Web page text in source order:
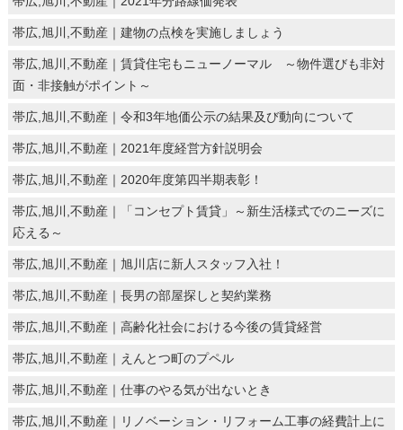
帯広,旭川,不動産｜建物の点検を実施しましょう
帯広,旭川,不動産｜賃貸住宅もニューノーマル ～物件選びも非対
面・非接触がポイント～
帯広,旭川,不動産｜令和3年地価公示の結果及び動向について
帯広,旭川,不動産｜2021年度経営方針説明会
帯広,旭川,不動産｜2020年度第四半期表彰！
帯広,旭川,不動産｜「コンセプト賃貸」～新生活様式でのニーズに
応える～
帯広,旭川,不動産｜旭川店に新人スタッフ入社！
帯広,旭川,不動産｜長男の部屋探しと契約業務
帯広,旭川,不動産｜高齢化社会における今後の賃貸経営
帯広,旭川,不動産｜えんとつ町のプペル
帯広,旭川,不動産｜仕事のやる気が出ないとき
帯広,旭川,不動産｜リノベーション・リフォーム工事の経費計上に